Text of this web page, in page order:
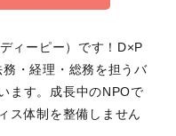
ィーピー）です！D×P
・経理・総務を担うバ
ます。成長中のNPOで
ス体制を整備しません